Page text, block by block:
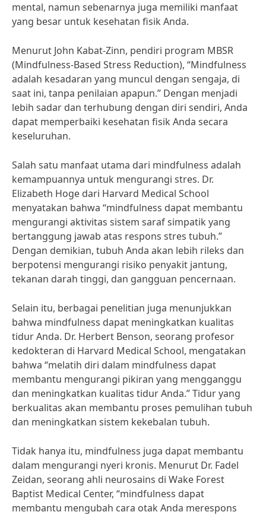
mental, namun sebenarnya juga memiliki manfaat
yang besar untuk kesehatan fisik Anda.
Menurut John Kabat-Zinn, pendiri program MBSR
(Mindfulness-Based Stress Reduction), “Mindfulness
adalah kesadaran yang muncul dengan sengaja, di
saat ini, tanpa penilaian apapun.” Dengan menjadi
lebih sadar dan terhubung dengan diri sendiri, Anda
dapat memperbaiki kesehatan fisik Anda secara
keseluruhan.
Salah satu manfaat utama dari mindfulness adalah
kemampuannya untuk mengurangi stres. Dr.
Elizabeth Hoge dari Harvard Medical School
menyatakan bahwa “mindfulness dapat membantu
mengurangi aktivitas sistem saraf simpatik yang
bertanggung jawab atas respons stres tubuh.”
Dengan demikian, tubuh Anda akan lebih rileks dan
berpotensi mengurangi risiko penyakit jantung,
tekanan darah tinggi, dan gangguan pencernaan.
Selain itu, berbagai penelitian juga menunjukkan
bahwa mindfulness dapat meningkatkan kualitas
tidur Anda. Dr. Herbert Benson, seorang profesor
kedokteran di Harvard Medical School, mengatakan
bahwa “melatih diri dalam mindfulness dapat
membantu mengurangi pikiran yang mengganggu
dan meningkatkan kualitas tidur Anda.” Tidur yang
berkualitas akan membantu proses pemulihan tubuh
dan meningkatkan sistem kekebalan tubuh.
Tidak hanya itu, mindfulness juga dapat membantu
dalam mengurangi nyeri kronis. Menurut Dr. Fadel
Zeidan, seorang ahli neurosains di Wake Forest
Baptist Medical Center, “mindfulness dapat
membantu mengubah cara otak Anda merespons